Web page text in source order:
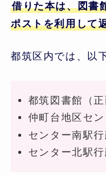
借りた本は、図書
ポストを利用して
都筑区内では、以
都筑図書館（正
仲町台地区セ
センター南駅
センター北駅